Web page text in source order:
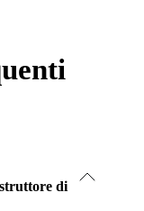
di